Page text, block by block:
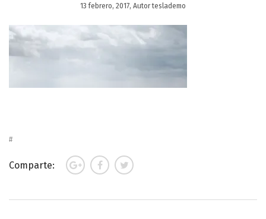
13 febrero, 2017, Autor teslademo
Comparte: